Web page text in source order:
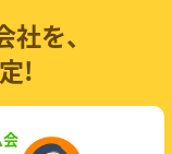
を、
!